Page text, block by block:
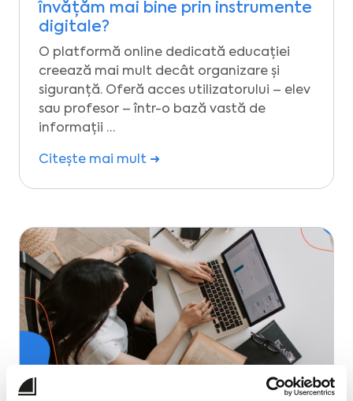
învățăm mai bine prin instrumente
digitale?
O platformă online dedicată educației
creează mai mult decât organizare și
siguranță. Oferă acces utilizatorului – elev
sau profesor – într-o bază vastă de
informații …
Citește mai mult ➜